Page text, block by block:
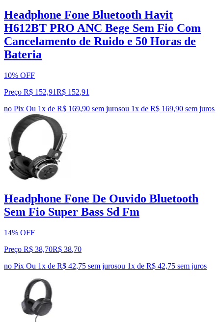
Headphone Fone Bluetooth Havit
H612BT PRO ANC Bege Sem Fio Com
Cancelamento de Ruido e 50 Horas de
Bateria
10% OFF
Preço R$ 152,91R$ 152,91
no Pix Ou 1x de R$ 169,90 sem jurosou 1x de R$ 169,90 sem juros
Headphone Fone De Ouvido Bluetooth
Sem Fio Super Bass Sd Fm
14% OFF
Preço R$ 38,70R$ 38,70
no Pix Ou 1x de R$ 42,75 sem jurosou 1x de R$ 42,75 sem juros